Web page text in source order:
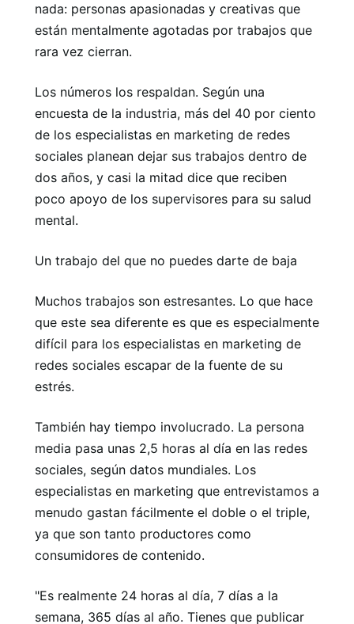
nada: personas apasionadas y creativas que
están mentalmente agotadas por trabajos que
rara vez cierran.
Los números los respaldan. Según una
encuesta de la industria, más del 40 por ciento
de los especialistas en marketing de redes
sociales planean dejar sus trabajos dentro de
dos años, y casi la mitad dice que reciben
poco apoyo de los supervisores para su salud
mental.
Un trabajo del que no puedes darte de baja
Muchos trabajos son estresantes. Lo que hace
que este sea diferente es que es especialmente
difícil para los especialistas en marketing de
redes sociales escapar de la fuente de su
estrés.
También hay tiempo involucrado. La persona
media pasa unas 2,5 horas al día en las redes
sociales, según datos mundiales. Los
especialistas en marketing que entrevistamos a
menudo gastan fácilmente el doble o el triple,
ya que son tanto productores como
consumidores de contenido.
"Es realmente 24 horas al día, 7 días a la
semana, 365 días al año. Tienes que publicar